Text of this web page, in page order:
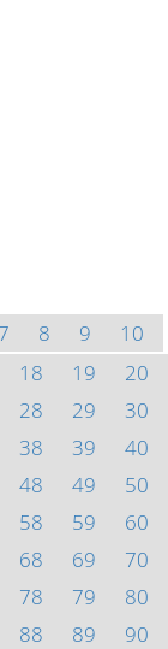
7 8 9
10
18 19
20
28 29
30
38 39
40
48 49
50
58 59
60
68 69
70
78 79
80
88 89
90